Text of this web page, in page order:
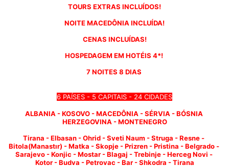
TOURS EXTRAS INCLUÍDOS!
NOITE MACEDÔNIA INCLUÍDA!
CENAS INCLUÍDAS!
HOSPEDAGEM EM HOTÉIS 4*!
7 NOITES 8 DIAS
6 PAÍSES - 5 CAPITAIS - 24 CIDADES
ALBANIA - KOSOVO - MACEDÔNIA - SÉRVIA - BÓSNIA
HERZEGOVINA - MONTENEGRO
Tirana - Elbasan - Ohrid - Sveti Naum - Struga - Resne -
Bitola(Manastır) - Matka - Skopje - Prizren - Pristina - Belgrado -
Sarajevo - Konjic - Mostar - Blagaj - Trebinje - Herceg Novi -
Kotor - Budva - Petrovac - Bar - Shkodra - Tirana